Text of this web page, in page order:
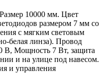
10000 мм. Цвет
размером 7 мм со
с мягким световым
белая линза). Провод
В, Мощность 7 Вт, защита
и на улице под навесом.
и управления